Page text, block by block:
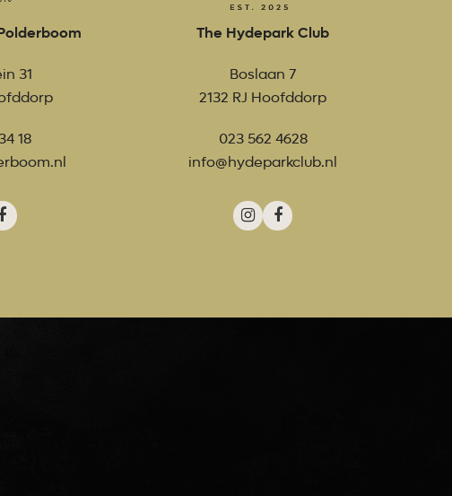
31
18
Facebook
The Hydepark Club
Boslaan 7
2132 RJ Hoofddorp
023 562 4628
info@hydeparkclub.nl
Instagram
Facebook